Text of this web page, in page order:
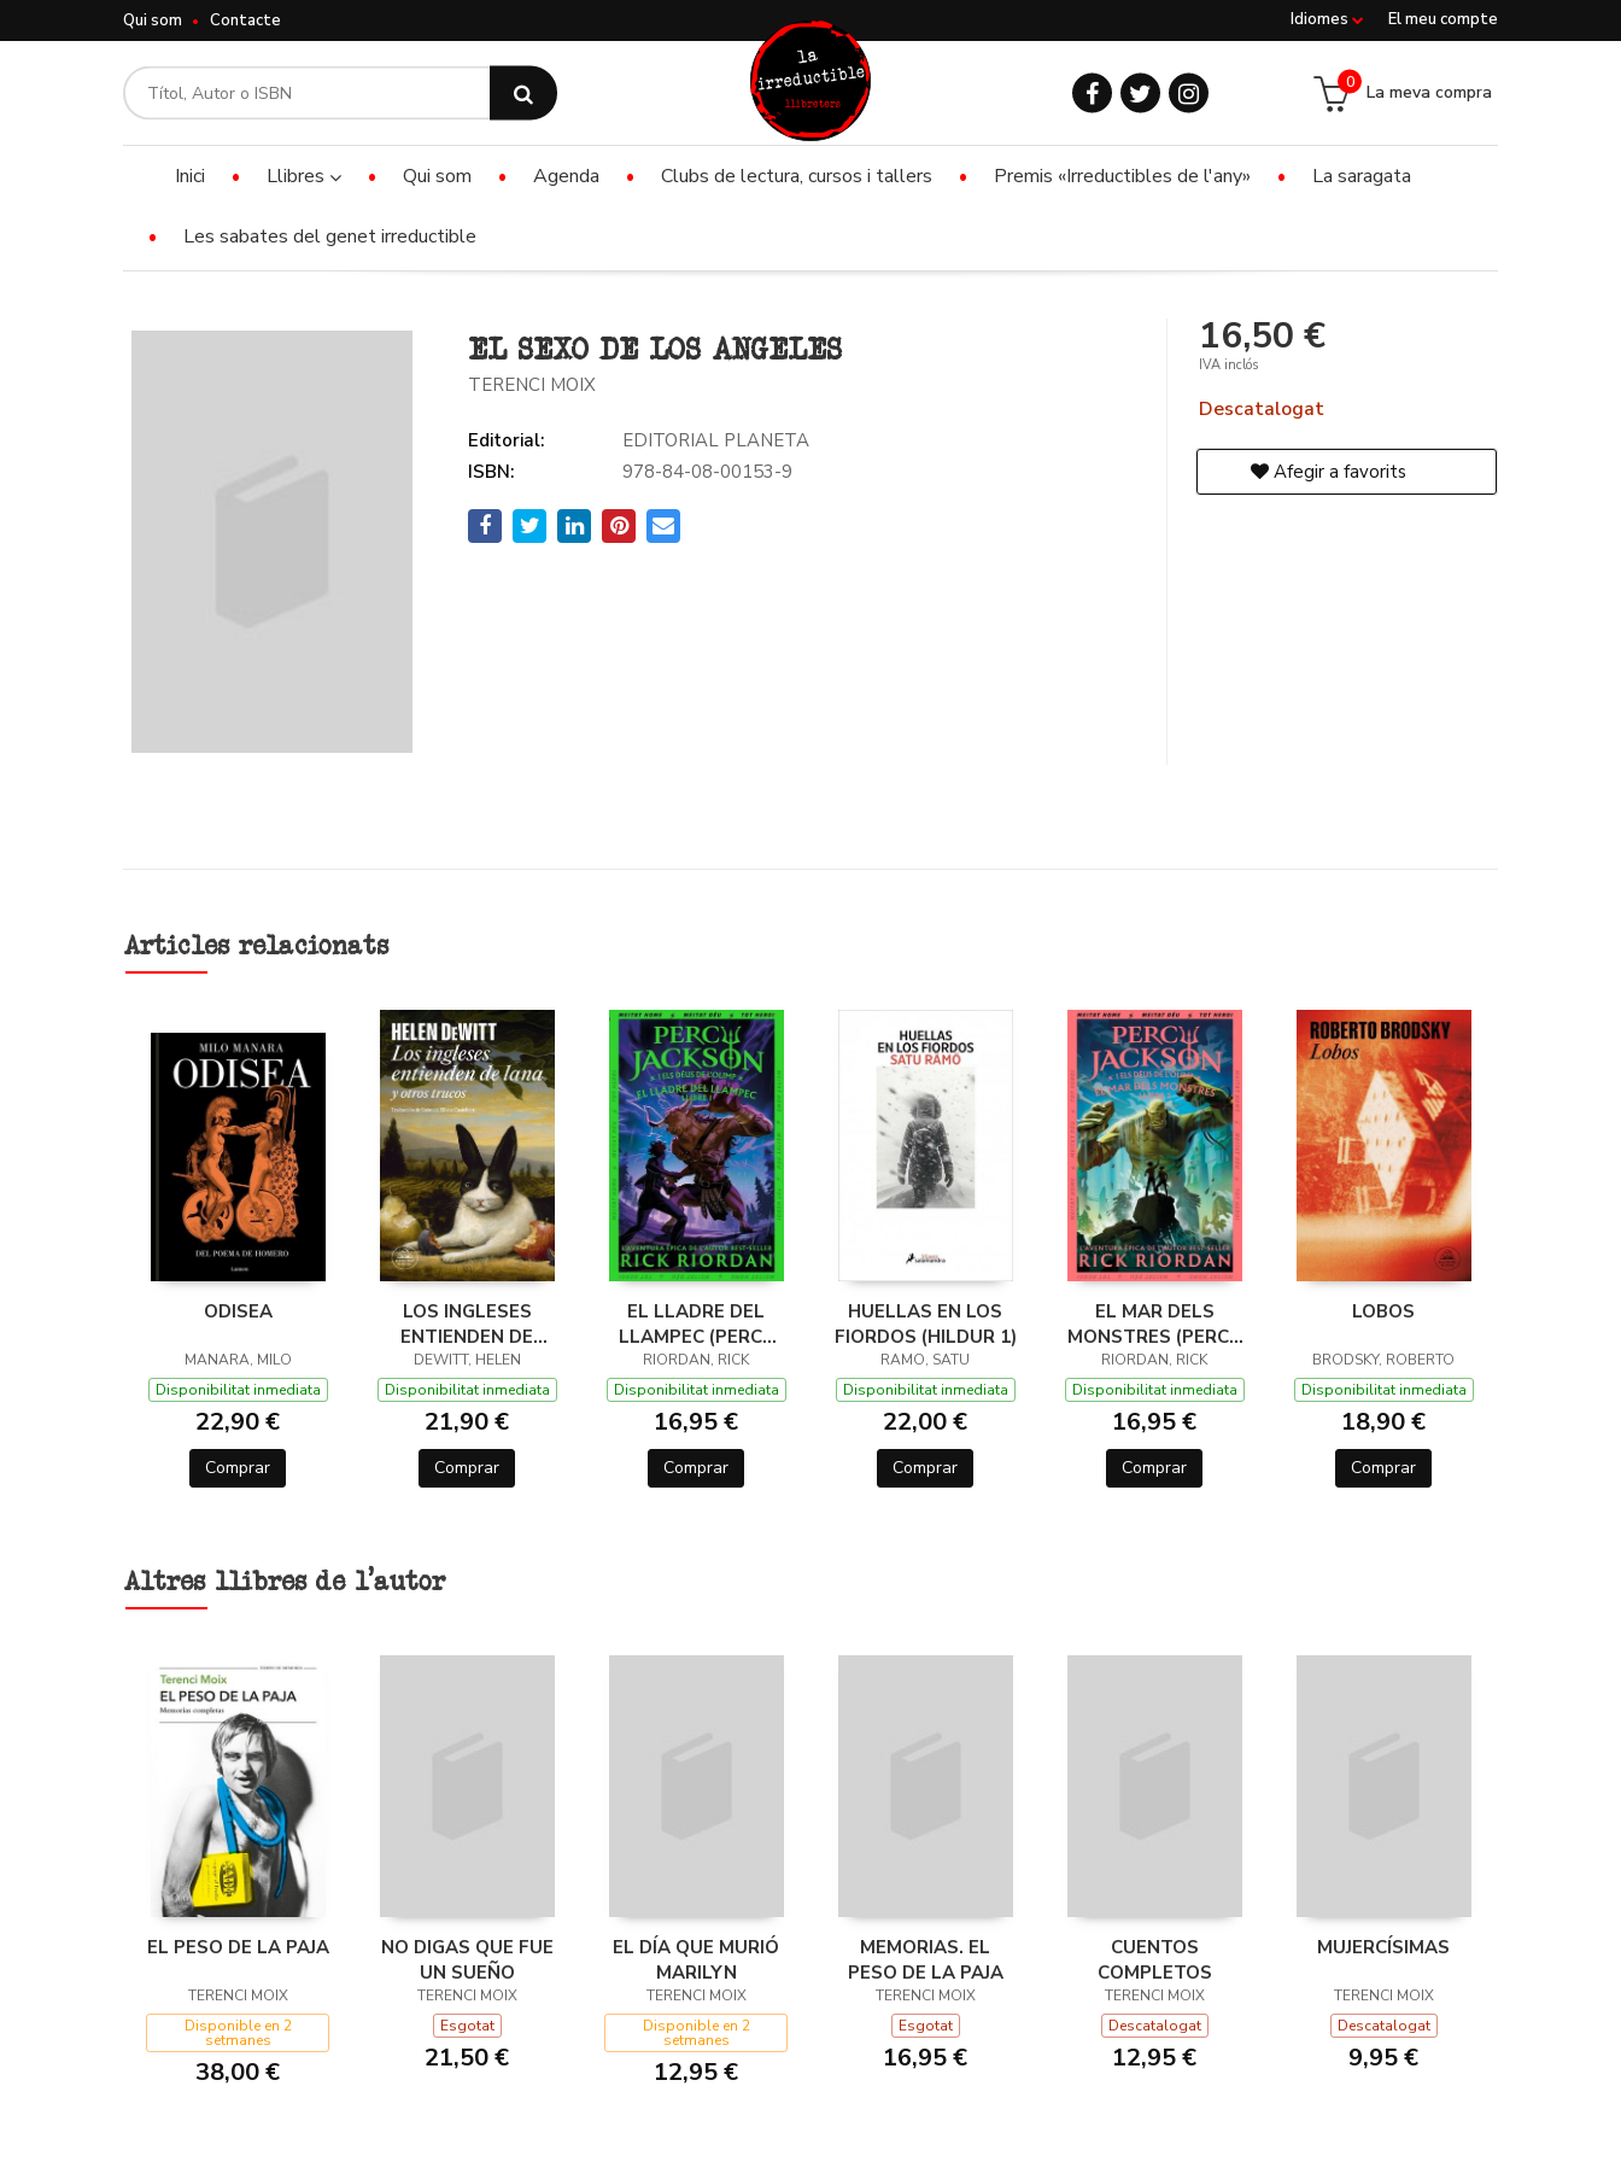
El meu compte
Idiomes
Qui som Contacte
La meva compra
0
Inici Llibres Qui som Agenda Clubs de lectura, cursos i tallers Premis «Irreductibles de l'any» La saragata
Les sabates del genet irreductible
EL SEXO DE LOS ANGELES
TERENCI MOIX
Editorial:
EDITORIAL PLANETA
ISBN:
978-84-08-00153-9
16,50 €
IVA inclós
Descatalogat
Afegir a favorits
Articles relacionats
ODISEA
MANARA, MILO
Disponibilitat inmediata
22,90 €
Comprar
LOS INGLESES
ENTIENDEN DE
LANA (Y OTROS
TRUCOS)
DEWITT, HELEN
Disponibilitat inmediata
21,90 €
Comprar
EL LLADRE DEL
LLAMPEC (PERCY
JACKSON I ELS
DÉUS DE L'OLIMP 1)
RIORDAN, RICK
Disponibilitat inmediata
16,95 €
Comprar
HUELLAS EN LOS
FIORDOS (HILDUR 1)
RAMO, SATU
Disponibilitat inmediata
22,00 €
Comprar
EL MAR DELS
MONSTRES (PERCY
JACKSON I ELS
DÉUS DE L'OLIMP 2)
RIORDAN, RICK
Disponibilitat inmediata
16,95 €
Comprar
LOBOS
BRODSKY, ROBERTO
Disponibilitat inmediata
18,90 €
Comprar
Altres llibres de l'autor
EL PESO DE LA PAJA
TERENCI MOIX
Disponible en 2
setmanes
38,00 €
NO DIGAS QUE FUE
UN SUEÑO
TERENCI MOIX
Esgotat
21,50 €
EL DÍA QUE MURIÓ
MARILYN
TERENCI MOIX
Disponible en 2
setmanes
12,95 €
MEMORIAS. EL
PESO DE LA PAJA
TERENCI MOIX
Esgotat
16,95 €
CUENTOS
COMPLETOS
TERENCI MOIX
Descatalogat
12,95 €
MUJERCÍSIMAS
TERENCI MOIX
Descatalogat
9,95 €